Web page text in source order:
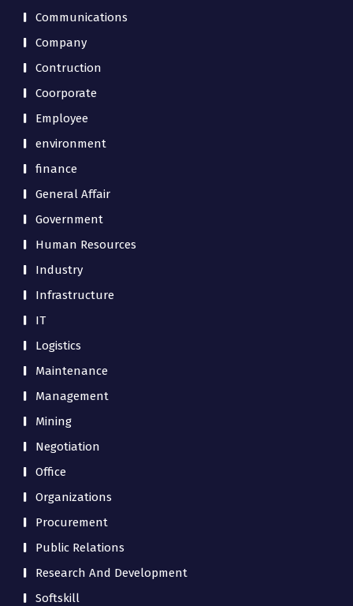
Communications
Company
Contruction
Coorporate
Employee
environment
finance
General Affair
Government
Human Resources
Industry
Infrastructure
IT
Logistics
Maintenance
Management
Mining
Negotiation
Office
Organizations
Procurement
Public Relations
Research And Development
Softskill